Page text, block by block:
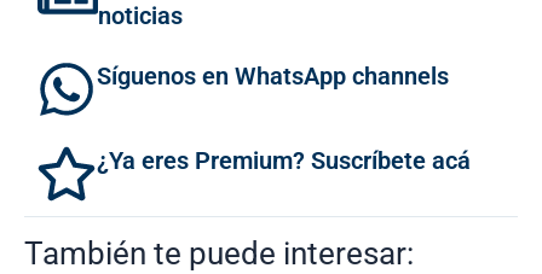
noticias
Síguenos en WhatsApp channels
¿Ya eres Premium? Suscríbete acá
También te puede interesar: